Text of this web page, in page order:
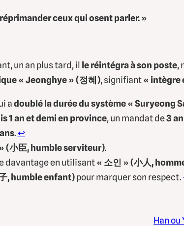
ceux qui osent parler. »
un an plus tard, il le réintégra à son poste,
« Jeonghye » (정혜), signifiant« intègre
adoublé la durée du système « Suryeong
1 an et demi en province, un mandat de3
.↩︎
(小臣, humble serviteur).
davantage en utilisant« 소인 » (小人,
, humble enfant)pour marquer son respect.
Han ou